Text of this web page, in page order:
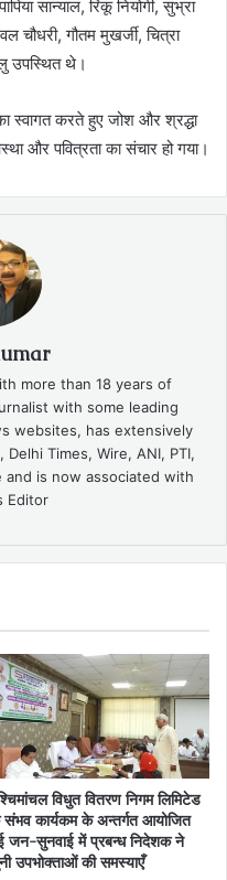
सान्याल, रिंकू नियोगी, सुभ्रा
चौधरी, गौतम मुखर्जी, चित्रा
उपस्थित थे।
स्वागत करते हुए जोश और श्रद्धा
और पवित्रता का संचार हो गया।
more than 18 years of
with some leading
websites, has extensively
Times, Wire, ANI, PTI,
and is now associated with
Editor
विधुत वितरण निगम लिमिटेड
कार्यकम के अन्तर्गत आयोजित
जन-सुनवाई में प्रबन्ध निदेशक ने
उपभोक्ताओं की समस्याएँ